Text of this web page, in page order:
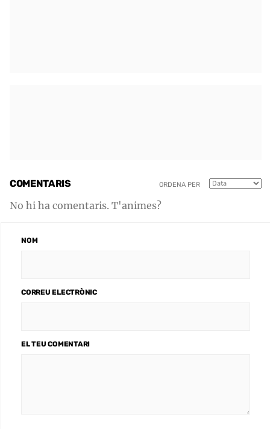
COMENTARIS ORDENA PER
No hi ha comentaris. T'animes?
NOM
CORREU ELECTRÒNIC
EL TEU COMENTARI